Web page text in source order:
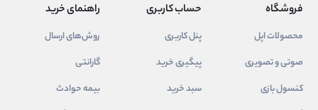
فروشگاه
محصولات اپل
صوتی و تصویری
کنسول بازی
حساب کاربری
پنل کاربری
پیگیری خرید
سبد خرید
راهنمای خرید
روش‌های ارسال
گارانتی
بیمه حوادث